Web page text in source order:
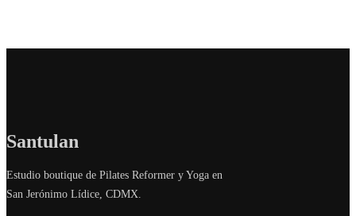
Santulan
Estudio boutique de Pilates Reformer y Yoga en
San Jerónimo Lídice, CDMX.